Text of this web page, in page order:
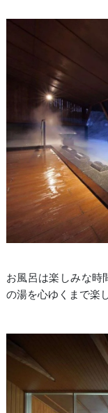
お風呂は楽しみな時
の湯を心ゆくまで楽